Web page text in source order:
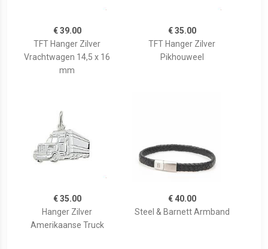
€ 39.00
TFT Hanger Zilver
Vrachtwagen 14,5 x 16
mm
€ 35.00
TFT Hanger Zilver
Pikhouweel
€ 35.00
Hanger Zilver
Amerikaanse Truck
€ 40.00
Steel & Barnett Armband